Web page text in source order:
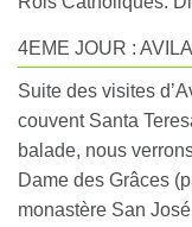
4EME JOUR : AVILA
Suite des visites
couvent Santa
balade, nous
Dame des Grâces
monastère San